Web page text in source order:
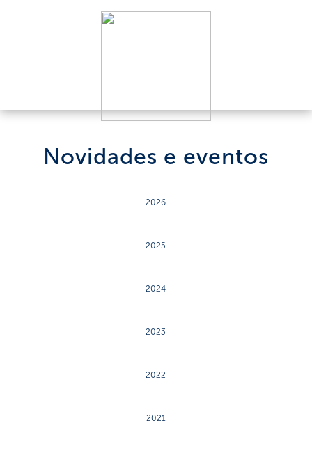
Novidades e eventos
2026
2025
2024
2023
2022
2021